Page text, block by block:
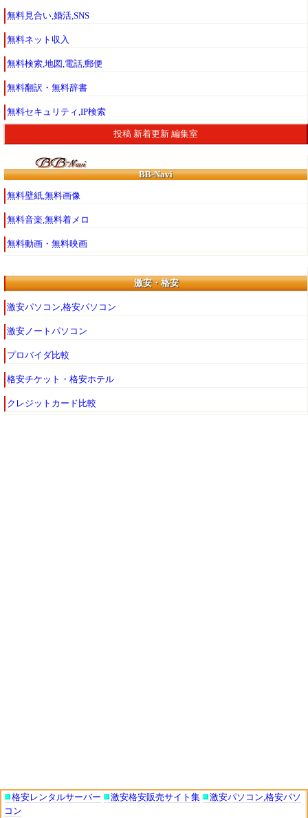
無料見合い,婚活,SNS
無料ネット収入
無料検索,地図,電話,郵便
無料翻訳・無料辞書
無料セキュリティ,IP検索
投稿 新着更新 編集室
BB-Navi
無料壁紙,無料画像
無料音楽,無料着メロ
無料動画・無料映画
激安・格安
激安パソコン,格安パソコン
激安ノートパソコン
プロバイダ比較
格安チケット・格安ホテル
クレジットカード比較
格安レンタルサーバー 激安格安販売サイト集
激安パソコン,格安パソ
コン